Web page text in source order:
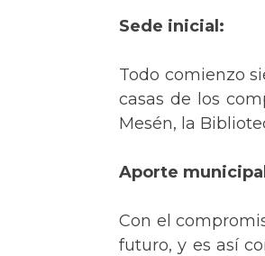
Sede inicial:
Todo comienzo
casas de los
Mesén, la
Aporte
Con el
futuro, y es así